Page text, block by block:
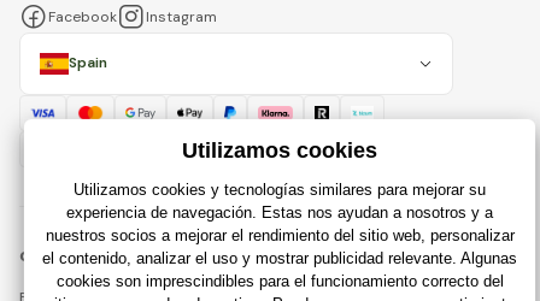
Spain
Facebook Instagram
© 2018 - 2026 Raijuguetes.es, Todos los derechos reservados